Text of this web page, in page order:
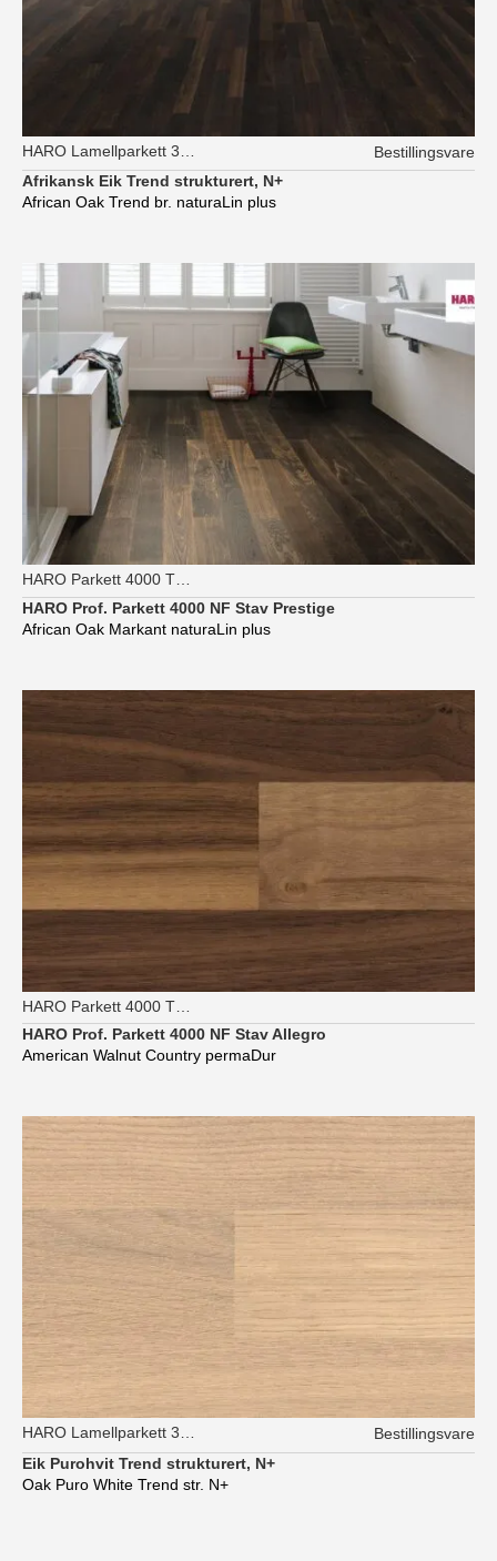
Bestillingsvare
Afrikansk Eik Trend strukturert, N+
African Oak Trend br. naturaLin plus
HARO Parkett 4000 TG Strip Prestige
HARO Prof. Parkett 4000 NF Stav Prestige
African Oak Markant naturaLin plus
HARO Prof. Parkett 4000 NF Stav Allegro
American Walnut Country permaDur
HARO Lamellparkett 3-stav
Bestillingsvare
Eik Purohvit Trend strukturert, N+
Oak Puro White Trend str. N+